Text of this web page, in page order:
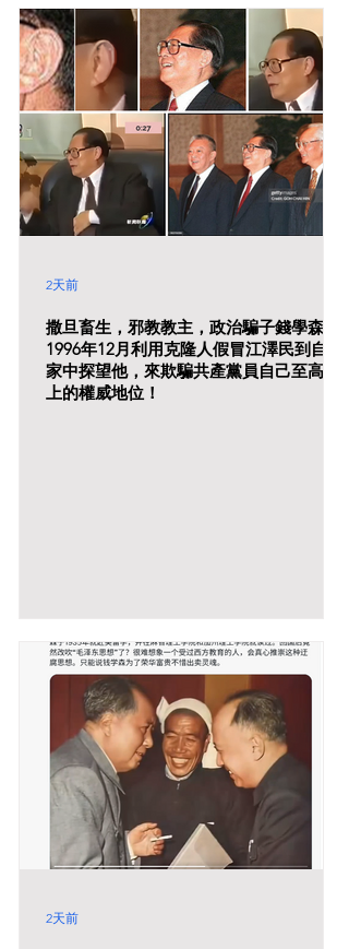
撒旦畜生，邪教教主，政治騙子錢學森在
1996年12月利用克隆人假冒江澤民到自己
家中探望他，來欺騙共產黨員自己至高無
上的權威地位！
2天前
2天前